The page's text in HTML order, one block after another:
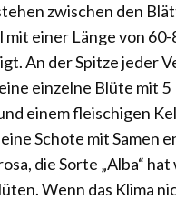
zwischen den
einer Länge von 60-
An der Spitze jeder
einzelne Blüte mit 5
einem fleischigen
Schote mit Samen
die Sorte „Alba“
Wenn das Klima